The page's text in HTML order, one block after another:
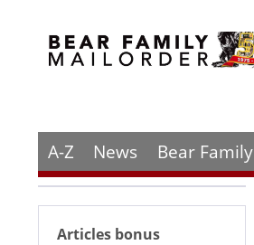
A-Z News Bear Family
Articles bonus